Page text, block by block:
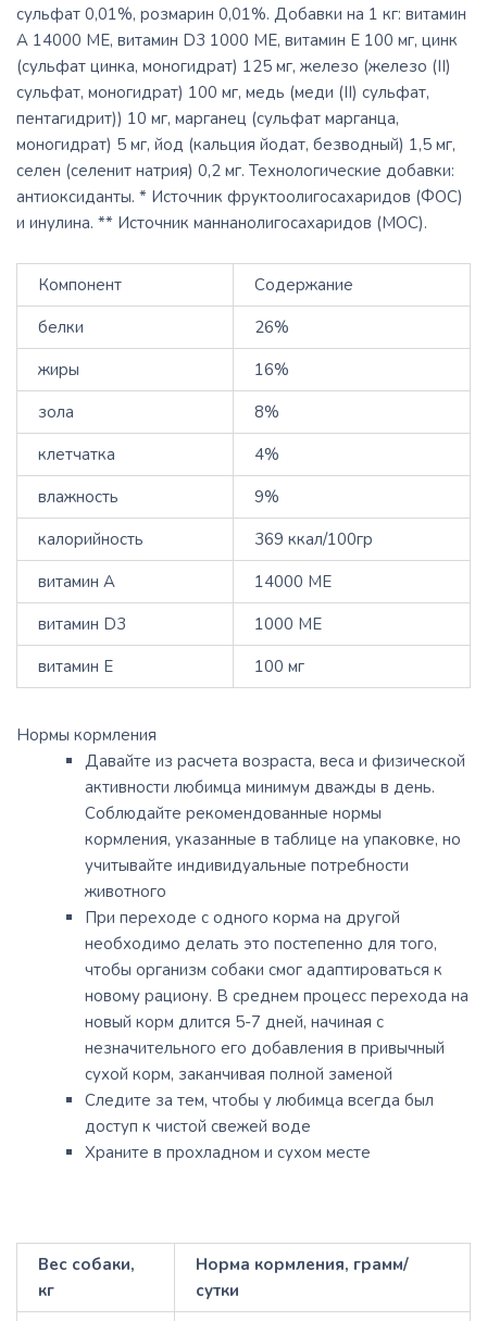
сульфат 0,01%, розмарин 0,01%. Добавки на 1 кг: витамин
А 14000 МЕ, витамин D3 1000 МЕ, витамин Е 100 мг, цинк
(сульфат цинка, моногидрат) 125 мг, железо (железо (II)
сульфат, моногидрат) 100 мг, медь (меди (II) сульфат,
пентагидрит)) 10 мг, марганец (сульфат марганца,
моногидрат) 5 мг, йод (кальция йодат, безводный) 1,5 мг,
селен (селенит натрия) 0,2 мг. Технологические добавки:
антиоксиданты. * Источник фруктоолигосахаридов (ФОС)
и инулина. ** Источник маннанолигосахаридов (МОС).
Компонент
Содержание
белки
26%
жиры
16%
зола
8%
клетчатка
4%
влажность
9%
калорийность
369 ккал/100гр
витамин А
14000 МЕ
витамин D3
1000 МЕ
витамин Е
100 мг
Нормы кормления
Давайте из расчета возраста, веса и физической
активности любимца минимум дважды в день.
Соблюдайте рекомендованные нормы
кормления, указанные в таблице на упаковке, но
учитывайте индивидуальные потребности
животного
При переходе с одного корма на другой
необходимо делать это постепенно для того,
чтобы организм собаки смог адаптироваться к
новому рациону. В среднем процесс перехода на
новый корм длится 5-7 дней, начиная с
незначительного его добавления в привычный
сухой корм, заканчивая полной заменой
Следите за тем, чтобы у любимца всегда был
доступ к чистой свежей воде
Храните в прохладном и сухом месте
Вес собаки,
кг
Норма кормления, грамм/
сутки